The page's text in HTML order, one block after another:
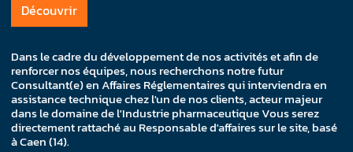
Découvrir
Dans le cadre du développement de nos activités et afin de
renforcer nos équipes, nous recherchons notre futur
Consultant(e) en Affaires Réglementaires qui interviendra en
assistance technique chez l'un de nos clients, acteur majeur
dans le domaine de l'Industrie pharmaceutique Vous serez
directement rattaché au Responsable d'affaires sur le site, basé
à Caen (14).